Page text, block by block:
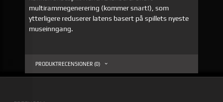
multirammegenerering (kommer snart!), som
ytterligere reduserer latens basert på spillets nyeste
museinngang.
PRODUKTRECENSIONER (0)